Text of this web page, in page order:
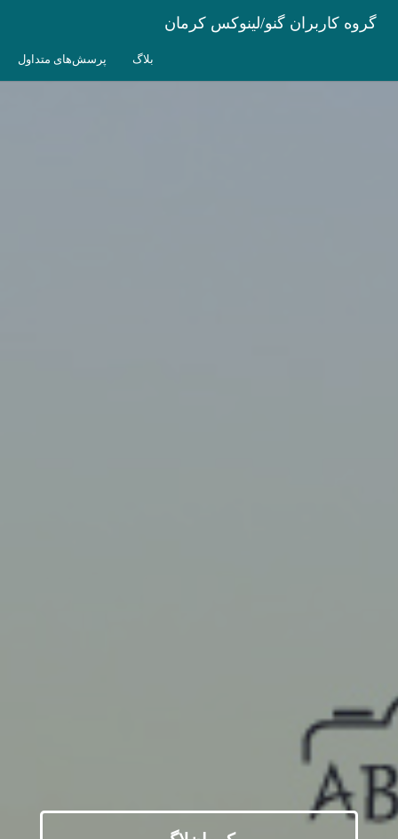
گروه کاربران گنو/لینوکس کرمان
بلاگ پرسش‌های متداول